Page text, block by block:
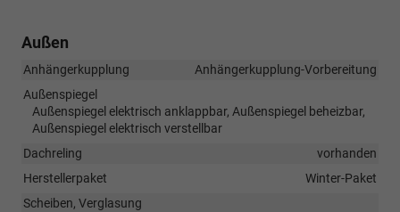
Außen
Anhängerkupplung
Anhängerkupplung-Vorbereitung
Außenspiegel
Außenspiegel elektrisch anklappbar, Außenspiegel beheizbar,
Außenspiegel elektrisch verstellbar
Dachreling
vorhanden
Herstellerpaket
Winter-Paket
Scheiben, Verglasung